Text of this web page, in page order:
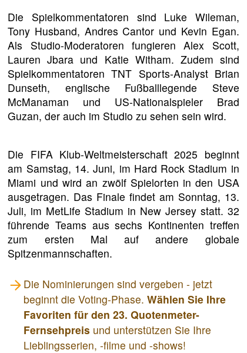
Die Spielkommentatoren sind Luke Wileman,
Tony Husband, Andres Cantor und Kevin Egan.
Als Studio-Moderatoren fungieren Alex Scott,
Lauren Jbara und Katie Witham. Zudem sind
Spielkommentatoren TNT Sports-Analyst Brian
Dunseth, englische Fußballlegende Steve
McManaman und US-Nationalspieler Brad
Guzan, der auch im Studio zu sehen sein wird.
Die FIFA Klub-Weltmeisterschaft 2025 beginnt
am Samstag, 14. Juni, im Hard Rock Stadium in
Miami und wird an zwölf Spielorten in den USA
ausgetragen. Das Finale findet am Sonntag, 13.
Juli, im MetLife Stadium in New Jersey statt. 32
führende Teams aus sechs Kontinenten treffen
zum ersten Mal auf andere globale
Spitzenmannschaften.
Die Nominierungen sind vergeben - jetzt
beginnt die Voting-Phase. Wählen Sie Ihre
Favoriten für den 23. Quotenmeter-
Fernsehpreis und unterstützen Sie Ihre
Lieblingsserien, -filme und -shows!